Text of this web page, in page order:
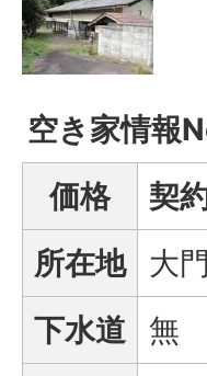
空き家情報
価格
契
所在地
大
下水道
無